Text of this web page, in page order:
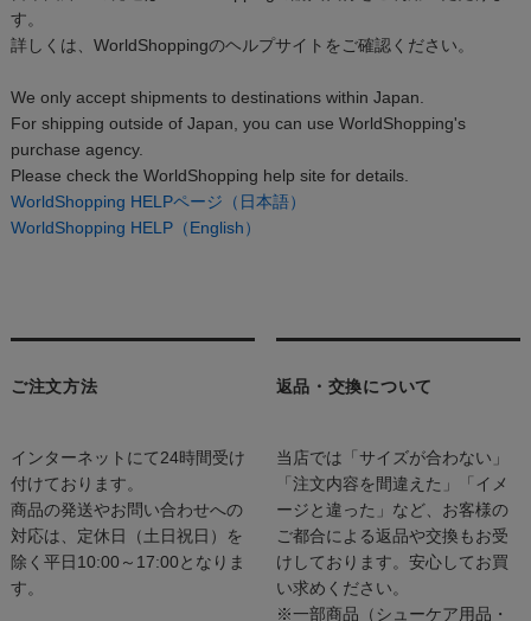
す。
詳しくは、WorldShoppingのヘルプサイトをご確認ください。
We only accept shipments to destinations within Japan.
For shipping outside of Japan, you can use WorldShopping's
purchase agency.
Please check the WorldShopping help site for details.
WorldShopping HELPページ（日本語）
WorldShopping HELP（English）
ご注文方法
インターネットにて24時間受け
付けております。
商品の発送やお問い合わせへの
対応は、定休日（土日祝日）を
除く平日10:00～17:00となりま
す。
返品・交換について
当店では「サイズが合わない」
「注文内容を間違えた」「イメ
ージと違った」など、お客様の
ご都合による返品や交換もお受
けしております。安心してお買
い求めください。
※一部商品（シューケア用品・